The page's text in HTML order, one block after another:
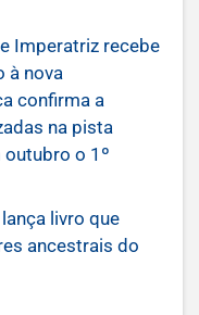
Imperatriz recebe
à nova
confirma a
na pista
outubro o 1º
livro que
ancestrais do